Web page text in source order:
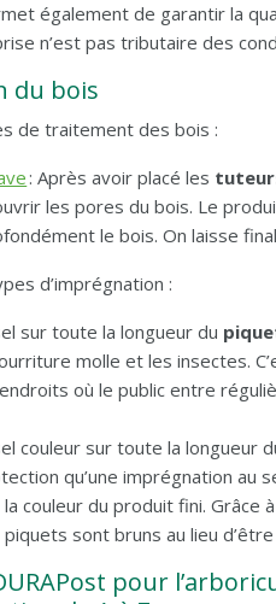
également de garantir la
n’est pas tributaire des
du bois
de traitement des bois :
: Après avoir placé les
les pores du bois. Le
le bois. On laisse
d’imprégnation :
sur toute la longueur du
molle et les insectes.
où le public entre
couleur sur toute la longueur
qu’une imprégnation au
couleur du produit fini. Grâce
sont bruns au lieu
pour